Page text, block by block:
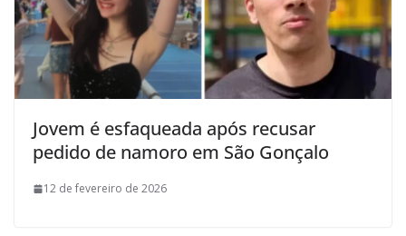
Jovem é esfaqueada após recusar
pedido de namoro em São Gonçalo
12 de fevereiro de 2026